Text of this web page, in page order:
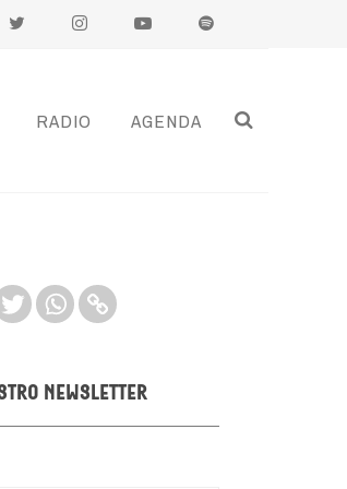
RADIO AGENDA
newsletter